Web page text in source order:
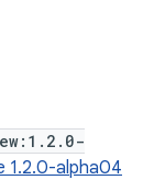
1.2.0-alpha04